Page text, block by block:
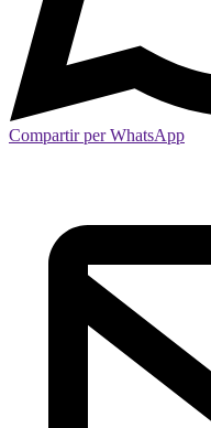
Compartir per WhatsApp